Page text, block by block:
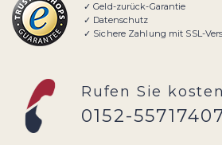
✓ Geld-zurück-Garantie
✓ Datenschutz
✓ Sichere Zahlung mit SSL-
Rufen Sie
0152-